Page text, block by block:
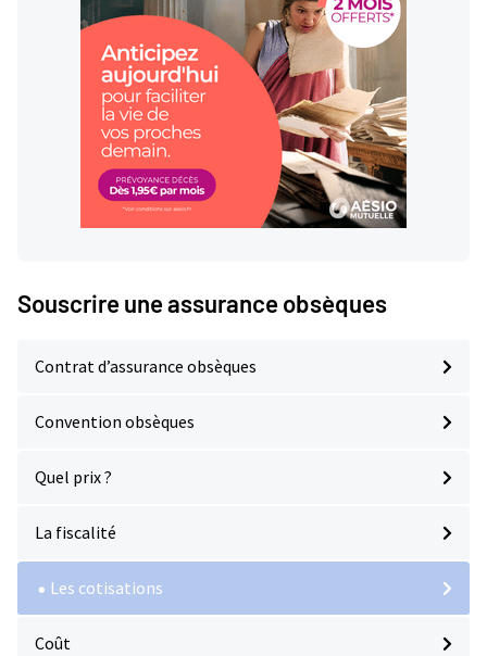
Souscrire une assurance obsèques
Contrat d’assurance obsèques
Convention obsèques
Quel prix ?
La fiscalité
Les cotisations
Coût